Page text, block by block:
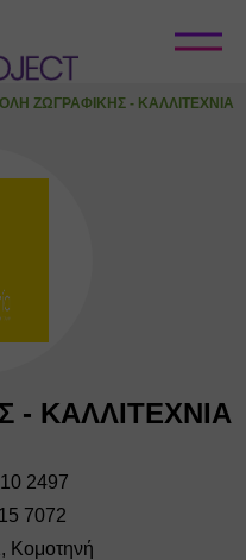
ΖΩΓΡΑΦΙΚΗΣ - ΚΑΛΛΙΤΕΧΝΙΑ
- ΚΑΛΛΙΤΕΧΝΙΑ
2497
7072
Κομοτηνή